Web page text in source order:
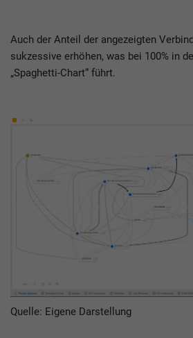
Auch der Anteil der angezeigten
sukzessive erhöhen, was bei 100% in
„Spaghetti-Chart“ führt.
Quelle: Eigene Darstellung